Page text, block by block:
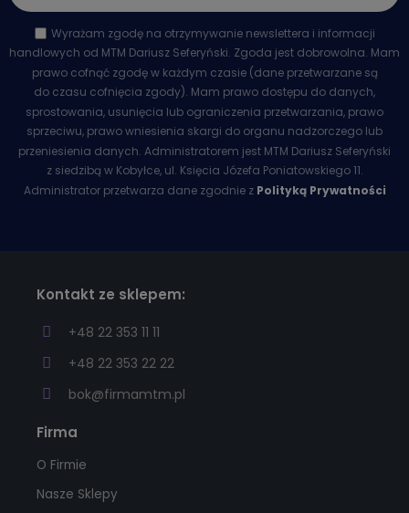
Wyrażam zgodę na otrzymywanie newslettera i informacji
handlowych od MTM Dariusz Seferyński. Zgoda jest dobrowolna. Mam
prawo cofnąć zgodę w każdym czasie (dane przetwarzane są
do czasu cofnięcia zgody). Mam prawo dostępu do danych,
sprostowania, usunięcia lub ograniczenia przetwarzania, prawo
sprzeciwu, prawo wniesienia skargi do organu nadzorczego lub
przeniesienia danych. Administratorem jest MTM Dariusz Seferyński
z siedzibą w Kobyłce, ul. Księcia Józefa Poniatowskiego 11.
Administrator przetwarza dane zgodnie z Polityką Prywatności
Kontakt ze sklepem:
+48 22 353 11 11
+48 22 353 22 22
bok@firmamtm.pl
Firma
O Firmie
Nasze Sklepy